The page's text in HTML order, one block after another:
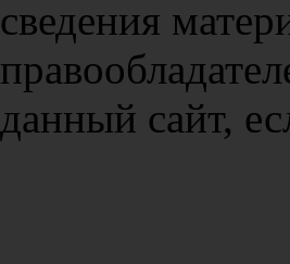
сведения
данный сайт,